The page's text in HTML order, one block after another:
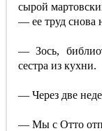
сырой
— ее труд снова
— Зось,
сестра из кухни.
— Через две
— Мы с Отто